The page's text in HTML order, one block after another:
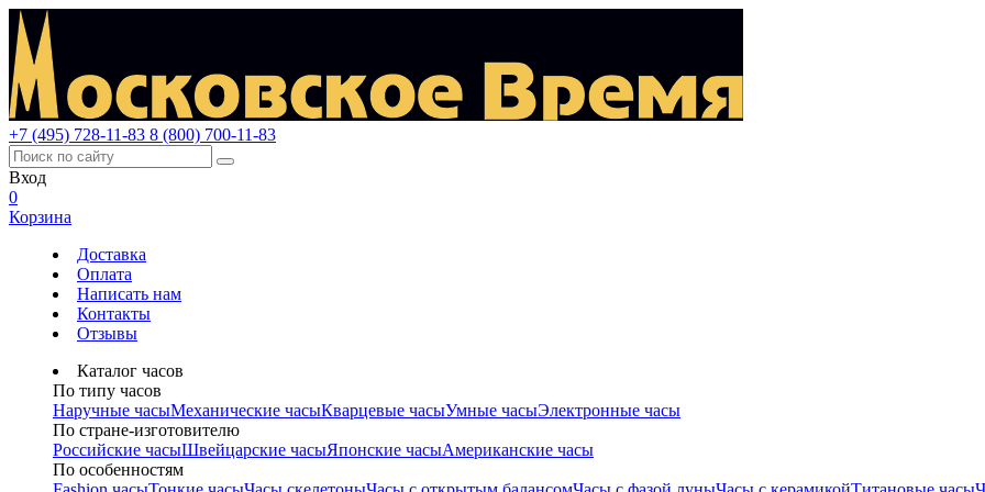
+7 (495) 728-11-83 8 (800) 700-11-83
Вход
0
Корзина
Доставка
Оплата
Написать нам
Контакты
Отзывы
Каталог часов
По типу часов
Наручные часыМеханические часыКварцевые часыУмные часыЭлектронные часы
По стране-изготовителю
Российские часыШвейцарские часыЯпонские часыАмериканские часы
По особенностям